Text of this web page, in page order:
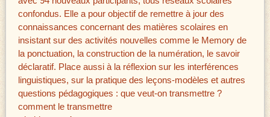
confondus. Elle a pour objectif de remettre à jour des
connaissances concernant des matières scolaires en
insistant sur des activités nouvelles comme le Memory de
la ponctuation, la construction de la numération, le savoir
déclaratif. Place aussi à la réflexion sur les interférences
linguistiques, sur la pratique des leçons-modèles et autres
questions pédagogiques : que veut-on transmettre ?
comment le transmettre